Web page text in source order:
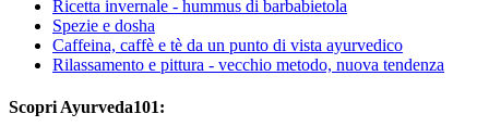
Ricetta invernale - hummus di barbabietola
Spezie e dosha
Caffeina, caffè e tè da un punto di vista ayurvedico
Rilassamento e pittura - vecchio metodo, nuova tendenza
Scopri Ayurveda101: